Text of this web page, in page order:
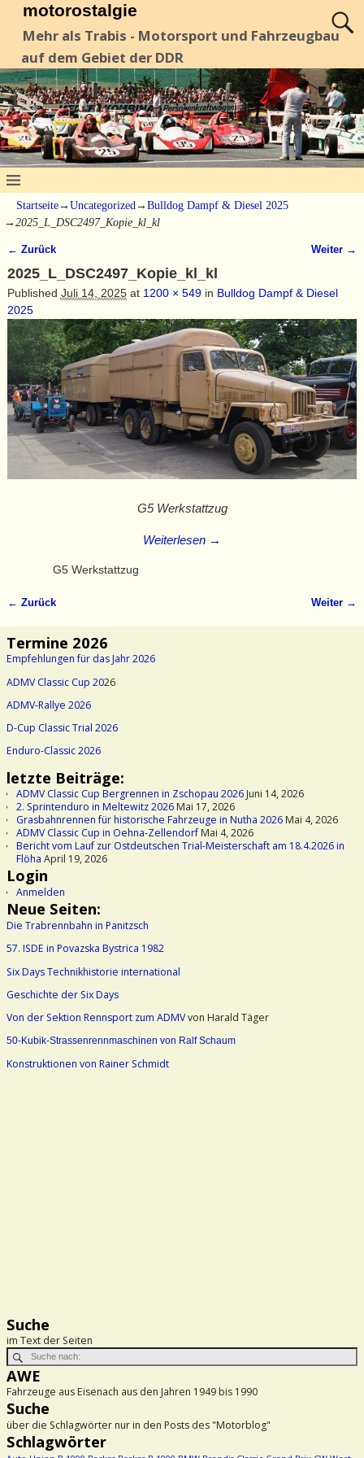
motorostalgie
Mehr als Trabis - Motorsport und Fahrzeugbau
auf dem Gebiet der DDR
Startseite→ Uncategorized → Bulldog Dampf & Diesel 2025
→ 2025_L_DSC2497_Kopie_kl_kl
← Zurück Weiter →
2025_L_DSC2497_Kopie_kl_kl
Published Juli 14, 2025at 1200 × 549in Bulldog Dampf & Diesel
2025
G5 Werkstattzug
Weiterlesen →
G5 Werkstattzug
← Zurück Weiter →
Termine 2026
Empfehlungen für das Jahr 2026
ADMV Classic Cup 2026
ADMV-Rallye 2026
D-Cup Classic Trial 2026
Enduro-Classic 2026
letzte Beiträge:
ADMV Classic Cup Bergrennen in Zschopau 2026Juni 14, 2026
2. Sprintenduro in Meltewitz 2026Mai 17, 2026
Grasbahnrennen für historische Fahrzeuge in Nutha 2026Mai 4, 2026
ADMV Classic Cup in Oehna-ZellendorfMai 4, 2026
Bericht vom Lauf zur Ostdeutschen Trial-Meisterschaft am 18.4.2026 in
Flöha April 19, 2026
Login
Anmelden
Neue Seiten:
Die Trabrennbahn in Panitzsch
57. ISDE in Povazska Bystrica 1982
Six Days Technikhistorie international
Geschichte der Six Days
Von der Sektion Rennsport zum ADMVvon Harald Täger
50-Kubik-Strassenrennmaschinen von Ralf Schaum
Konstruktionen von Rainer Schmidt
Suche
im Text der Seiten
AWE
Fahrzeuge aus Eisenach aus den Jahren 1949 bis 1990
Suche
über die Schlagwörter nur in den Posts des "Motorblog"
Schlagwörter